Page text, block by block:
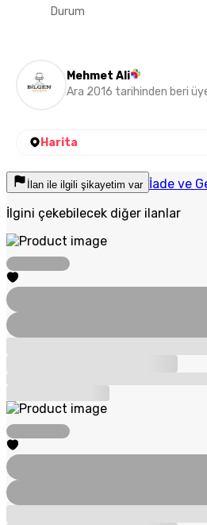
Durum
Mehmet Ali
Ara 2016 tarihinden beri
Harita
İlan ile ilgili şikayetim var İade ve
İlgini çekebilecek diğer ilanlar